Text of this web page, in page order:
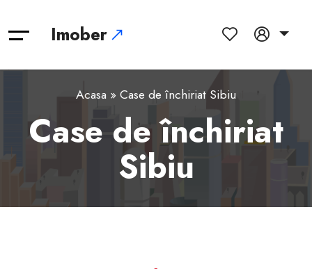
Imober
Acasa » Case de închiriat Sibiu
Case de închiriat
Sibiu